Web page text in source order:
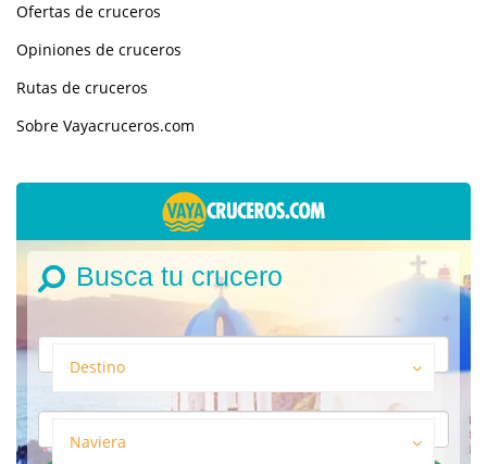
Ofertas de cruceros
Opiniones de cruceros
Rutas de cruceros
Sobre Vayacruceros.com
Busca tu crucero
Destino
Naviera